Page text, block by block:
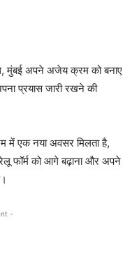
मुंबई अपने अजेय क्रम को बनाए
प्रयास जारी रखने की
में एक नया अवसर मिलता है,
फॉर्म को आगे बढ़ाना और अपने
-